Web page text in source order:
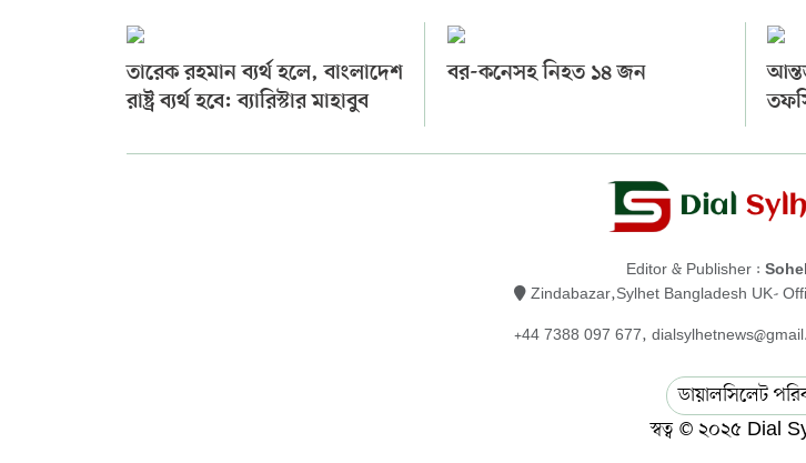
তারেক রহমান ব্যর্থ হলে, বাংলাদেশ
রাষ্ট্র ব্যর্থ হবে: ব্যারিস্টার মাহাবুব
বর-কনেসহ নিহত ১৪ জন
Editor & Publisher :
Zindabazar,Sylhet Bangladesh UK-
+44 7388 097 677,
ডায়ালসিলেট
স্বত্ব © ২০২৫ Dial